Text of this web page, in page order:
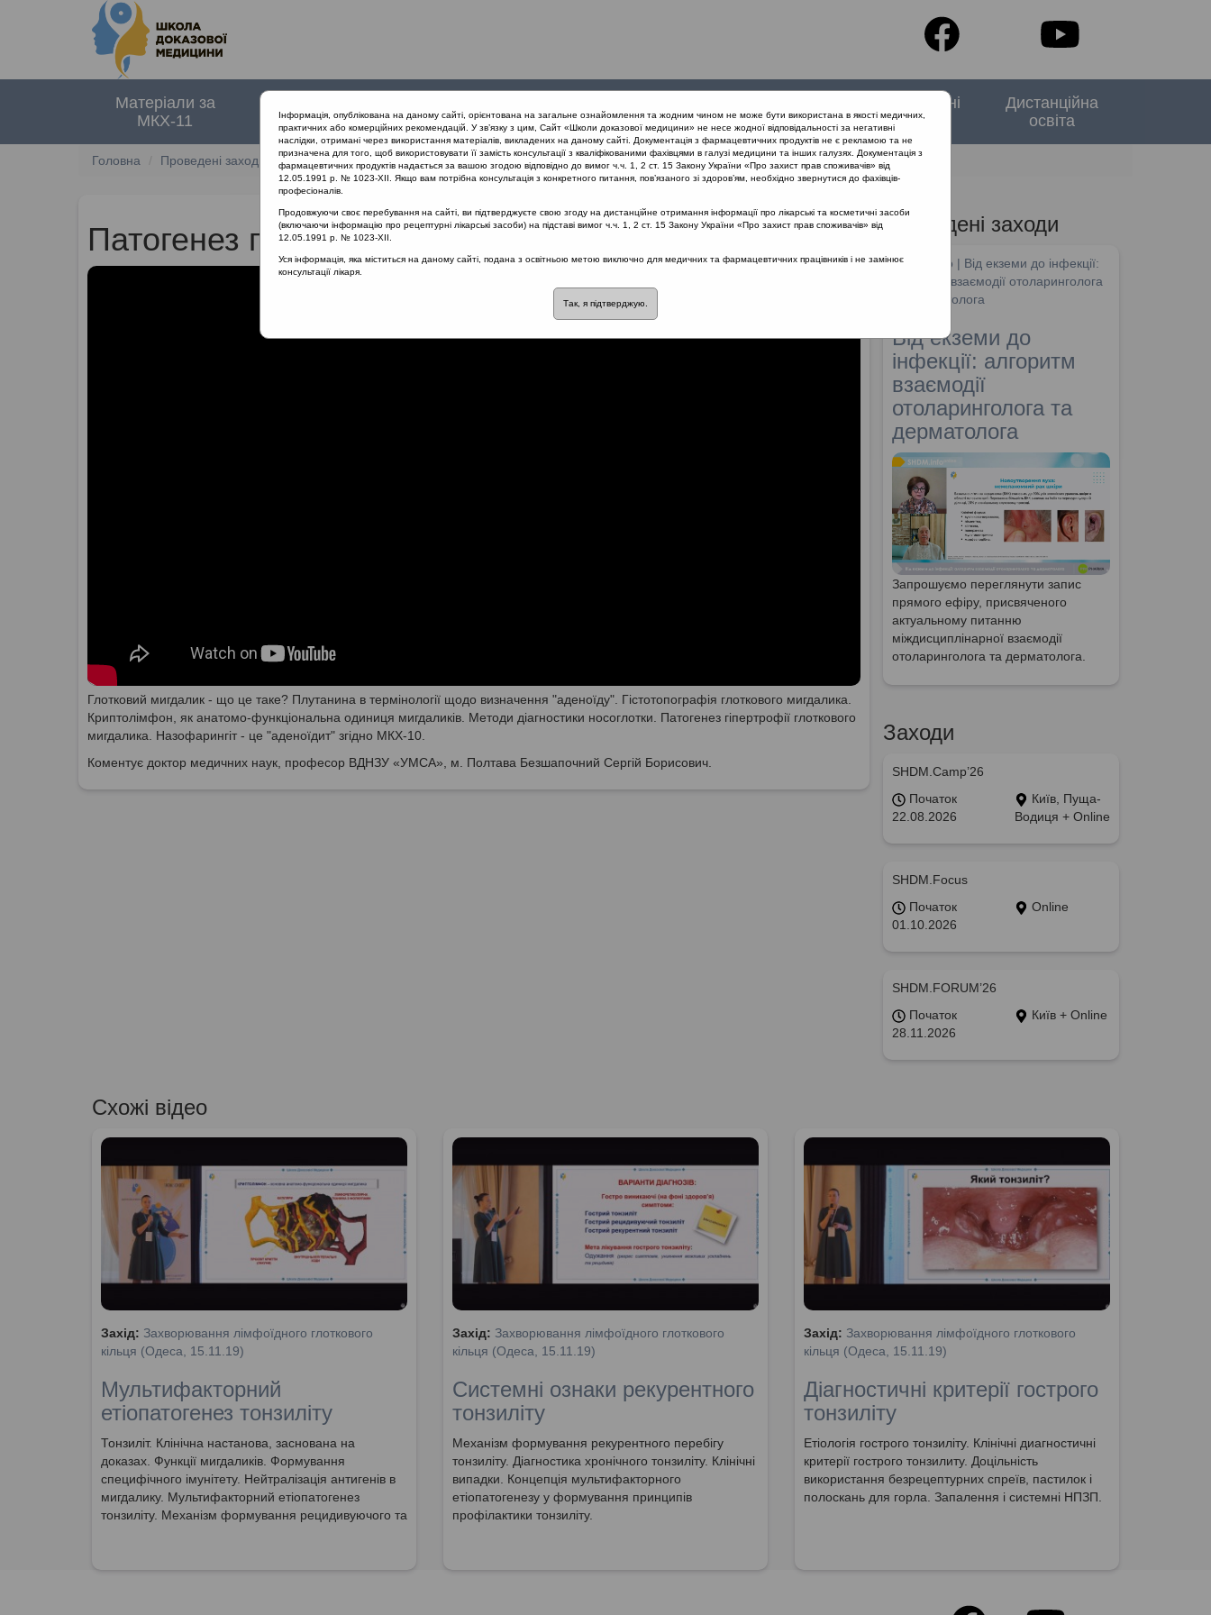
Матеріали за
МКХ-11
документи
заходи
проекту
Спеціальні
випуски
Дистанційна
освіта
Головна Проведені заходи Захворювання лімфоїдного глоткового кільця (Одеса, 15.11.19) Патогенез гіпертрофії глоткового мигдалика
Патогенез гіпертрофії глоткового мигдалика
Глотковий мигдалик - що це таке? Плутанина в термінології щодо визначення "аденоїду". Гістотопографія глоткового мигдалика.
Криптолімфон, як анатомо-функціональна одиниця мигдаликів. Методи діагностики носоглотки. Патогенез гіпертрофії глоткового
мигдалика. Назофарингіт - це "аденоїдит" згідно МКХ-10.
Коментує доктор медичних наук, професор ВДНЗУ «УМСА», м. Полтава Безшапочний Сергій Борисович.
Проведені заходи
SHDM.info | Від екземи до інфекції:
алгоритм взаємодії отоларинголога
та дерматолога
Від екземи до
інфекції: алгоритм
взаємодії
отоларинголога та
дерматолога
Запрошуємо переглянути запис
прямого ефіру, присвяченого
актуальному питанню
міждисциплінарної взаємодії
отоларинголога та дерматолога.
Заходи
SHDM.Camp’26
Початок
22.08.2026
Київ, Пуща-
Водиця + Online
SHDM.Focus
Початок
01.10.2026
Online
SHDM.FORUM’26
Початок
28.11.2026
Київ + Online
Схожі відео
Захід: Захворювання лімфоїдного глоткового
кільця (Одеса, 15.11.19)
Мультифакторний
етіопатогенез тонзиліту
Тонзиліт. Клінічна настанова, заснована на
доказах. Функції мигдаликів. Формування
специфічного імунітету. Нейтралізація антигенів в
мигдалику. Мультифакторний етіопатогенез
тонзиліту. Механізм формування рецидивуючого та
Захід: Захворювання лімфоїдного глоткового
кільця (Одеса, 15.11.19)
Системні ознаки рекурентного
тонзиліту
Механізм формування рекурентного перебігу
тонзиліту. Діагностика хронічного тонзиліту. Клінічні
випадки. Концепція мультифакторного
етіопатогенезу у формування принципів
профілактики тонзиліту.
Захід: Захворювання лімфоїдного глоткового
кільця (Одеса, 15.11.19)
Діагностичні критерії гострого
тонзиліту
Етіологія гострого тонзиліту. Клінічні диагностичні
критерії гострого тонзилиту. Доцільність
використання безрецептурних спреїв, пастилок і
полоскань для горла. Запалення і системні НПЗП.
Інформація, опублікована на даному сайті, орієнтована на загальне ознайомлення та жодним чином не може бути використана в якості медичних,
практичних або комерційних рекомендацій. У зв’язку з цим, Сайт «Школи доказової медицини» не несе жодної відповідальності за негативні
наслідки, отримані через використання матеріалів, викладених на даному сайті. Документація з фармацевтичних продуктів не є рекламою та не
призначена для того, щоб використовувати її замість консультації з кваліфікованими фахівцями в галузі медицини та інших галузях. Документація з
фармацевтичних продуктів надається за вашою згодою відповідно до вимог ч.ч. 1, 2 ст. 15 Закону України «Про захист прав споживачів» від
12.05.1991 р. № 1023-XII. Якщо вам потрібна консультація з конкретного питання, пов’язаного зі здоров’ям, необхідно звернутися до фахівців-
професіоналів.
Продовжуючи своє перебування на сайті, ви підтверджуєте свою згоду на дистанційне отримання інформації про лікарські та косметичні засоби
(включаючи інформацію про рецептурні лікарські засоби) на підставі вимог ч.ч. 1, 2 ст. 15 Закону України «Про захист прав споживачів» від
12.05.1991 р. № 1023-XII.
Уся інформація, яка міститься на даному сайті, подана з освітньою метою виключно для медичних та фармацевтичних працівників і не замінює
консультації лікаря.
Так, я підтверджую.